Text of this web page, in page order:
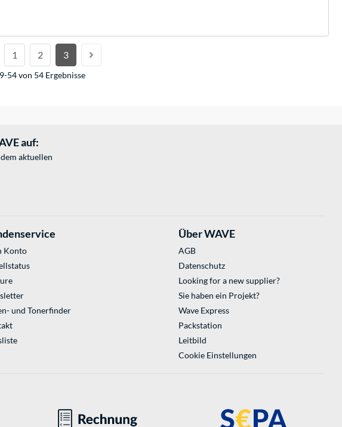
1 2 3
54 von 54 Ergebnisse
auf:
aktuellen
Konto
und Tonerfinder
Über WAVE
AGB
Datenschutz
Looking for a new supplier?
Sie haben ein Projekt?
Wave Express
Packstation
Leitbild
Cookie Einstellungen